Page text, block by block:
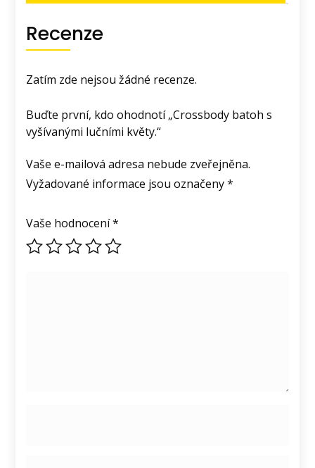
Recenze
Zatím zde nejsou žádné recenze.
Buďte první, kdo ohodnotí „Crossbody batoh s
vyšívanými lučními květy.“
Vaše e-mailová adresa nebude zveřejněna.
Vyžadované informace jsou označeny*
Vaše hodnocení*